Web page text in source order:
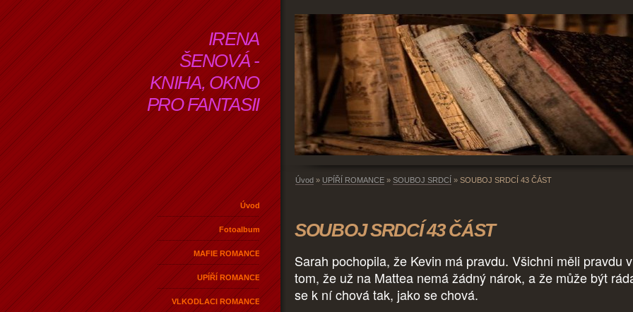
IRENA
ŠENOVÁ -
KNIHA, OKNO
PRO FANTASII
Úvod
Fotoalbum
MAFIE ROMANCE
UPÍŘÍ ROMANCE
VLKODLACI ROMANCE
Úvod » UPÍŘÍ ROMANCE » SOUBOJ SRDCÍ » SOUBOJ SRDCÍ 43 ČÁST
SOUBOJ SRDCÍ 43 ČÁST
Sarah pochopila, že Kevin má pravdu. Všichni měli pravdu v
tom, že už na Mattea nemá žádný nárok, a že může být
se k ní chová tak, jako se chová.